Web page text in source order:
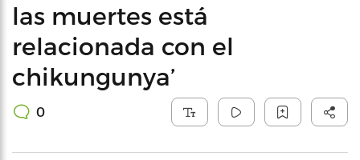
las muertes está
relacionada con el
chikungunya’
0